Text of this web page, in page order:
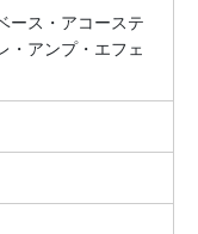
ース・アコーステ
・アンプ・エフェ